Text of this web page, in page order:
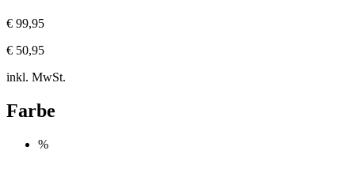
€ 99,95
€ 50,95
inkl. MwSt.
Farbe
%